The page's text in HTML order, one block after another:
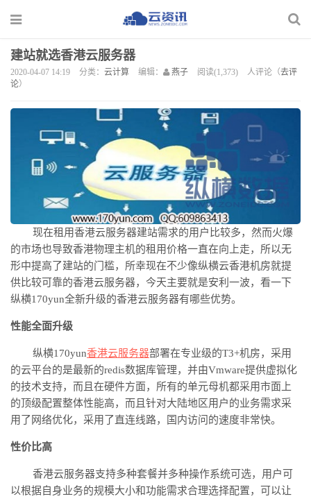
建站就选香港云服务器
2020-04-07 14:19 分类： 云计算 编辑： 燕子 阅读(1,373) 人评论（去评
论）
现在租用香港云服务器建站需求的用户比较多，然而火爆
的市场也导致香港物理主机的租用价格一直在向上走，所以无
形中提高了建站的门槛，所幸现在不少像纵横云香港机房就提
供比较可靠的香港云服务器，今天主要就是安利一波，看一下
纵横170yun全新升级的香港云服务器有哪些优势。
性能全面升级
纵横170yun香港云服务器部署在专业级的T3+机房，采用
的云平台的是最新的redis数据库管理，并由Vmware提供虚拟化
的技术支持，而且在硬件方面，所有的单元母机都采用市面上
的顶级配置整体性能高，而且针对大陆地区用户的业务需求采
用了网络优化，采用了直连线路，国内访问的速度非常快。
性价比高
香港云服务器支持多种套餐并多种操作系统可选，用户可
以根据自身业务的规模大小和功能需求合理选择配置，可以让